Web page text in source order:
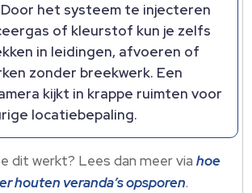
Door het systeem te injecteren
of kleurstof kun je zelfs
in leidingen, afvoeren of
zonder breekwerk. Een
kijkt in krappe ruimten voor
locatiebepaling.
dit werkt? Lees dan meer viahoe
houten veranda’s opsporen.